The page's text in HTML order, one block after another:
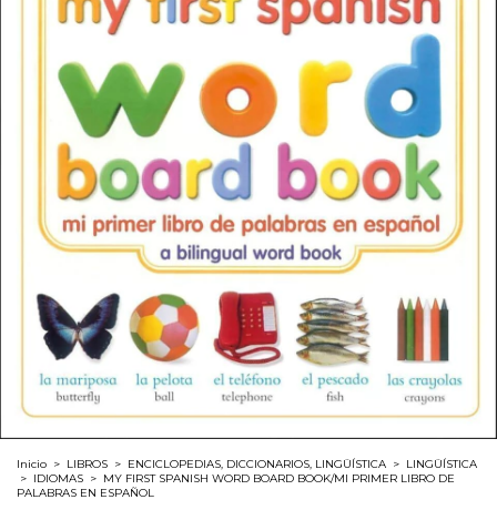
Inicio > LIBROS > ENCICLOPEDIAS, DICCIONARIOS, LINGÜÍSTICA > LINGÜÍSTICA
> IDIOMAS > MY FIRST SPANISH WORD BOARD BOOK/MI PRIMER LIBRO DE
PALABRAS EN ESPAÑOL